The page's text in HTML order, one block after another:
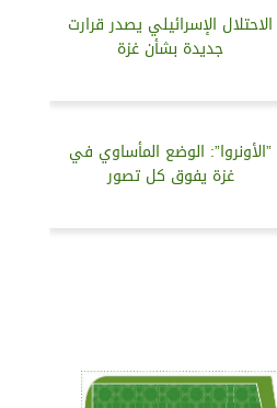
الاحتلال الإسرائيلي يصدر قرارت
جديدة بشأن غزة
”الأونروا”: الوضع المأساوي في
غزة يفوق كل تصور